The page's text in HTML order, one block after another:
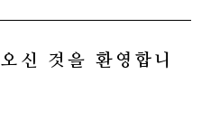
신 것을 환영합니